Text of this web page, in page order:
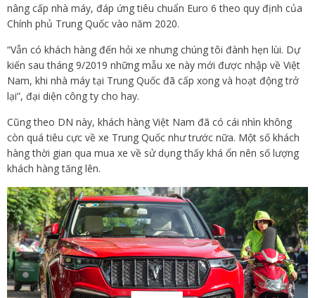
nâng cấp nhà máy, đáp ứng tiêu chuẩn Euro 6 theo quy định của
Chính phủ Trung Quốc vào năm 2020.
“Vẫn có khách hàng đến hỏi xe nhưng chúng tôi đành hẹn lùi. Dự
kiến sau tháng 9/2019 những mẫu xe này mới được nhập về Việt
Nam, khi nhà máy tại Trung Quốc đã cấp xong và hoạt động trở
lại”, đại diện công ty cho hay.
Cũng theo DN này, khách hàng Việt Nam đã có cái nhìn không
còn quá tiêu cực về xe Trung Quốc như trước nữa. Một số khách
hàng thời gian qua mua xe về sử dụng thấy khá ổn nên số lượng
khách hàng tăng lên.